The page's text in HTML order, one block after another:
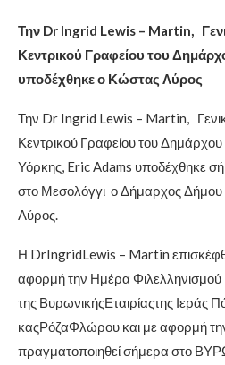
Την Dr Ingrid Lewis – Martin,
Κεντρικού Γραφείου του
υποδέχθηκε ο Κώστας Λύρος
Την Dr Ingrid Lewis – Martin,
Κεντρικού Γραφείου του
Υόρκης, Eric Adams υποδέχθηκε
στο Μεσολόγγι ο Δήμαρχος
Λύρος.
Η DrIngridLewis – Martin
αφορμή την Ημέρα
της ΒυρωνικήςΕταιρίαςτης Ιεράς
καςΡόζαΦλώρου και με αφορμή
πραγματοποιηθεί σήμερα στο